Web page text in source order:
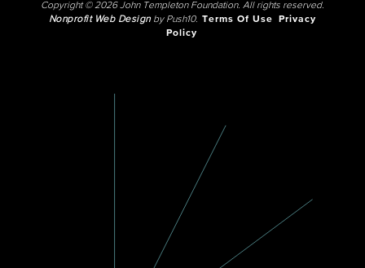
Copyright © 2026 John Templeton Foundation. All rights reserved.
Nonprofit Web Designby Push10. Terms Of Use
Privacy
Policy